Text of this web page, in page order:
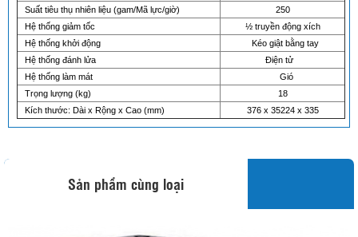
Suất tiêu thụ nhiên liệu (gam/Mã lực/giờ)
250
Hệ thống giảm tốc
½ truyền động xích
Hệ thống khởi động
Kéo giật bằng tay
Hệ thống đánh lửa
Điện tử
Hệ thống làm mát
Gió
Trọng lượng (kg)
18
Kích thước: Dài x Rộng x Cao (mm)
376 x 35224 x 335
Sản phẩm cùng loại